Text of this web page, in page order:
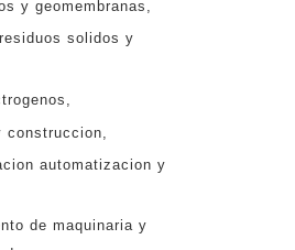
y geomembranas
solidos y
construccion
automatizacion y
de maquinaria y